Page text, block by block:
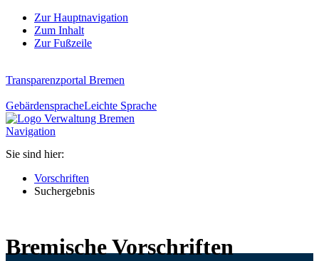
Zur Hauptnavigation
Zum Inhalt
Zur Fußzeile
Transparenzportal Bremen
GebärdenspracheLeichte Sprache
Navigation
Sie sind hier:
Vorschriften
Suchergebnis
Bremische Vorschriften